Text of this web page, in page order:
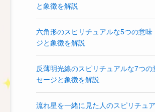
と象徴を解説
六角形のスピリチュアルな5つの意味
ジと象徴を解説
反薄明光線のスピリチュアルな7つの
セージと象徴を解説
流れ星を一緒に見た人のスピリチュ